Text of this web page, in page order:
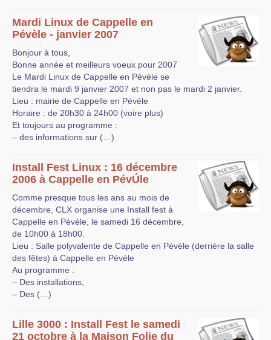
Mardi Linux de Cappelle en
Pévèle - janvier 2007
Bonjour à tous,
Bonne année et meilleurs voeux pour 2007
Le Mardi Linux de Cappelle en Pévèle se
tiendra le mardi 9 janvier 2007 et non pas le mardi 2 janvier.
Lieu : mairie de Cappelle en Pévèle
Horaire : de 20h30 à 24h00 (voire plus)
Et toujours au programme :
– des informations sur (…)
Install Fest Linux : 16 décembre
2006 à Cappelle en PévÚle
Comme presque tous les ans au mois de
décembre, CLX organise une Install fest à
Cappelle en Pévèle, le samedi 16 décembre,
de 10h00 à 18h00.
Lieu : Salle polyvalente de Cappelle en Pévèle (derrière la salle
des fêtes) à Cappelle en Pévèle
Au programme :
– Des installations,
– Des (…)
Lille 3000 : Install Fest le samedi
21 octobre à la Maison Folie du